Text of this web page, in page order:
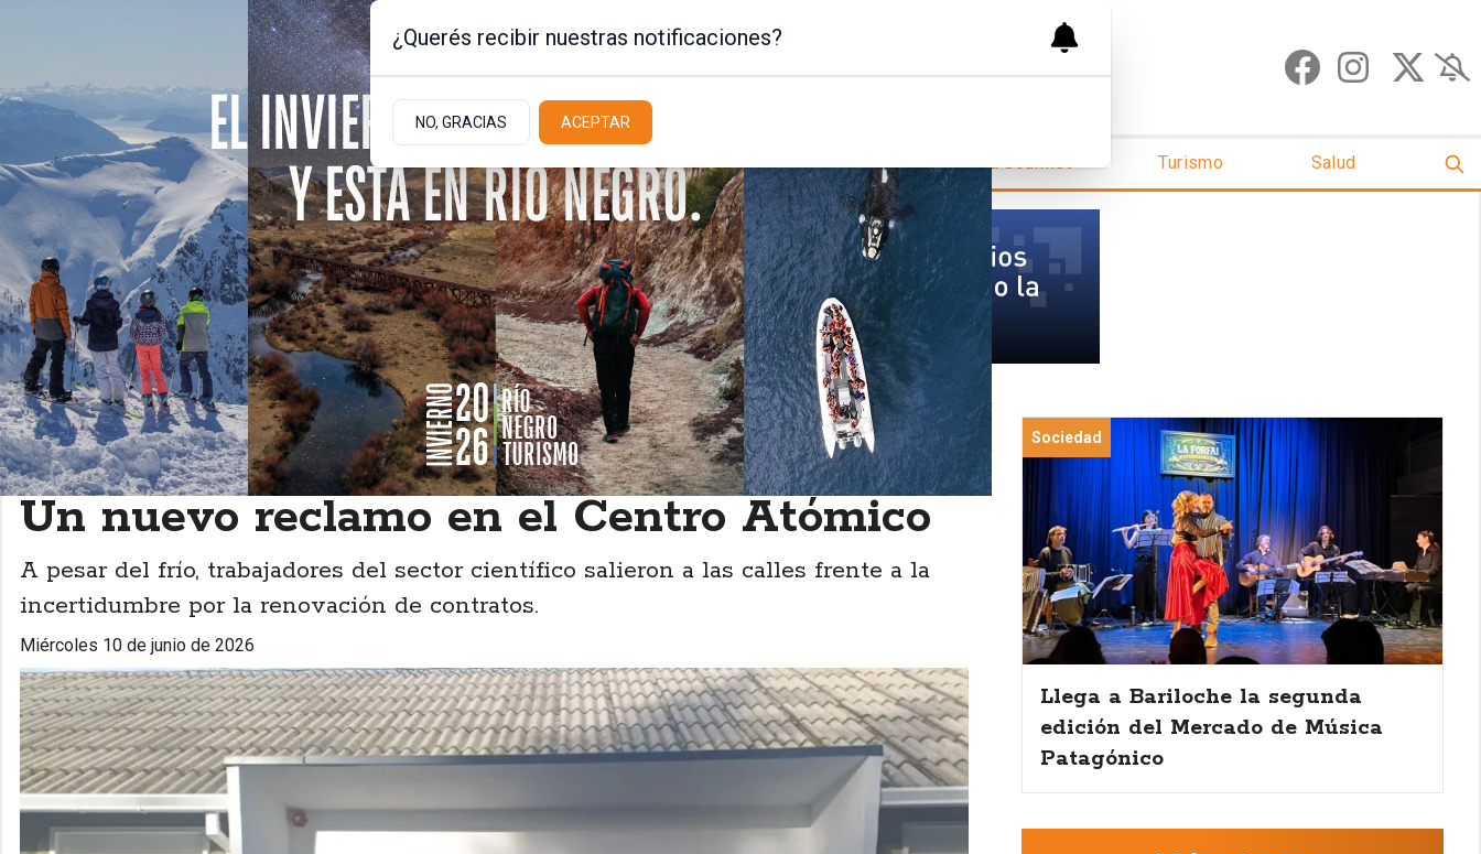
4.6ºc | Bariloche, Rio Negro
Portada Sociedad Empresas Policiales / Judiciales Actualidad Latitud Gourmet Turismo Salud
Actualidad
Un nuevo reclamo en el Centro Atómico
A pesar del frío, trabajadores del sector científico salieron a las calles frente a la
incertidumbre por la renovación de contratos.
miércoles 10 de junio de 2026
Sociedad
Llega a Bariloche la segunda
edición del Mercado de Música
Patagónico
¿Querés recibir nuestras notificaciones?
NO, GRACIAS ACEPTAR